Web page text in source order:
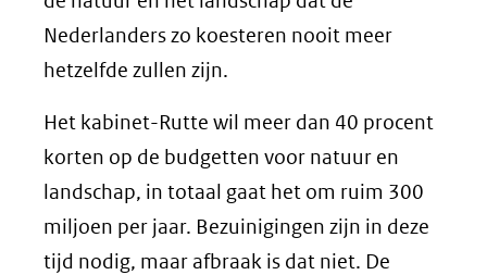
Nederlanders zo koesteren nooit meer
hetzelfde zullen zijn.
Het kabinet-Rutte wil meer dan 40 procent
korten op de budgetten voor natuur en
landschap, in totaal gaat het om ruim 300
miljoen per jaar. Bezuinigingen zijn in deze
tijd nodig, maar afbraak is dat niet. De